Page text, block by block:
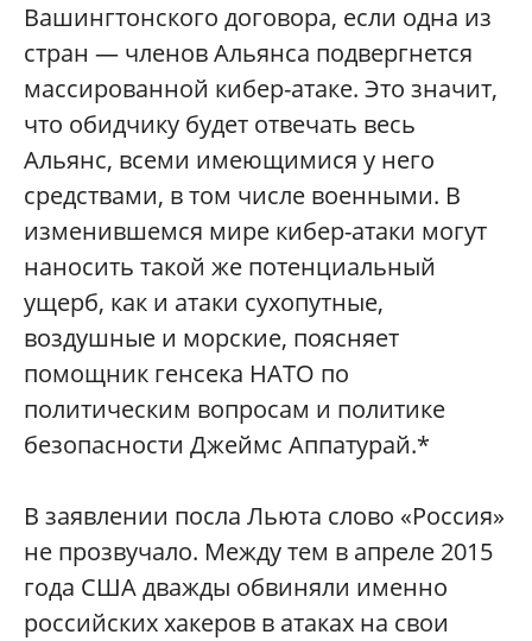
Вашингтонского договора, если одна из
стран — членов Альянса подвергнется
массированной кибер-атаке. Это значит,
что обидчику будет отвечать весь
Альянс, всеми имеющимися у него
средствами, в том числе военными. В
изменившемся мире кибер-атаки могут
наносить такой же потенциальный
ущерб, как и атаки сухопутные,
воздушные и морские, поясняет
помощник генсека НАТО по
политическим вопросам и политике
безопасности Джеймс Аппатурай.*
В заявлении посла Льюта слово «Россия»
не прозвучало. Между тем в апреле 2015
года США дважды обвиняли именно
российских хакеров в атаках на свои